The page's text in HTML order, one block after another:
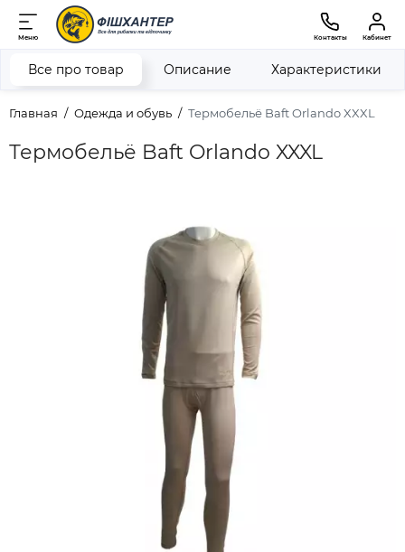
Меню Контакты Кабинет
Главная Одежда и обувь Термобельё Baft Orlando XXXL
Термобельё Baft Orlando XXXL
Все про товар Описание Характеристики